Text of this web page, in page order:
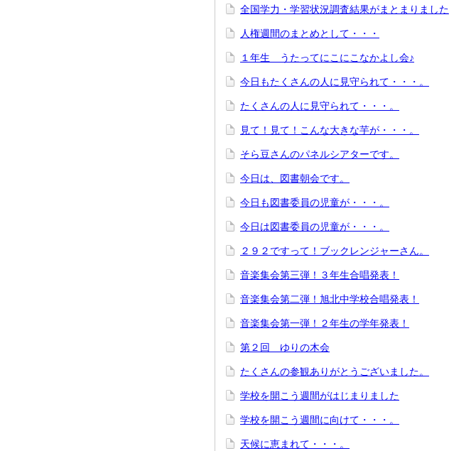
全国学力・学習状況調査結果がまとまりました
人権週間のまとめとして・・・
１年生 うたってにこにこなかよし会♪
今日もたくさんの人に見守られて・・・。
たくさんの人に見守られて・・・。
見て！見て！こんな大きな芋が・・・。
そら豆さんのパネルシアターです。
今日は、図書朝会です。
今日も図書委員の児童が・・・。
今日は図書委員の児童が・・・。
２９２ですって！ブックレンジャーさん。
音楽集会第三弾！３年生合唱発表！
音楽集会第二弾！旭北中学校合唱発表！
音楽集会第一弾！２年生の学年発表！
第２回 ゆりの木会
たくさんの参観ありがとうございました。
学校を開こう週間がはじまりました
学校を開こう週間に向けて・・・。
天候に恵まれて・・・。